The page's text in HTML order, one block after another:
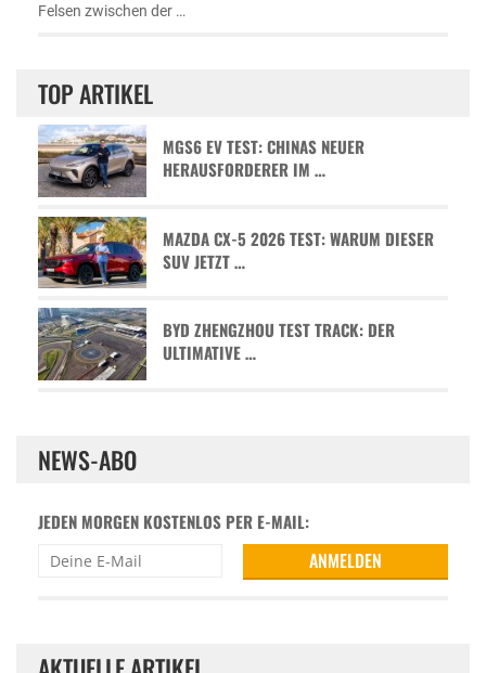
Felsen zwischen der …
TOP ARTIKEL
MGS6 EV TEST: CHINAS NEUER
HERAUSFORDERER IM …
MAZDA CX-5 2026 TEST: WARUM DIESER
SUV JETZT …
BYD ZHENGZHOU TEST TRACK: DER
ULTIMATIVE …
NEWS-ABO
JEDEN MORGEN KOSTENLOS PER E-MAIL: